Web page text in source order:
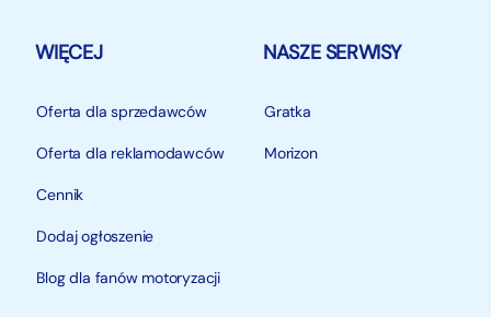
WIĘCEJ
Oferta dla sprzedawców
Oferta dla reklamodawców
Cennik
Dodaj ogłoszenie
Blog dla fanów motoryzacji
NASZE SERWISY
Gratka
Morizon